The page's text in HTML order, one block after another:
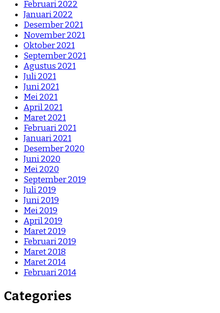
Februari 2022
Januari 2022
Desember 2021
November 2021
Oktober 2021
September 2021
Agustus 2021
Juli 2021
Juni 2021
Mei 2021
April 2021
Maret 2021
Februari 2021
Januari 2021
Desember 2020
Juni 2020
Mei 2020
September 2019
Juli 2019
Juni 2019
Mei 2019
April 2019
Maret 2019
Februari 2019
Maret 2018
Maret 2014
Februari 2014
Categories